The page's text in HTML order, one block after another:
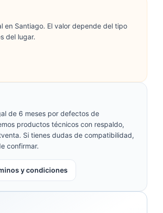
en Santiago. El valor depende del tipo
del lugar.
de 6 meses por defectos de
productos técnicos con respaldo,
Si tienes dudas de compatibilidad,
confirmar.
y condiciones